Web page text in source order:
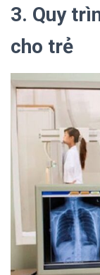
3. Quy
cho trẻ